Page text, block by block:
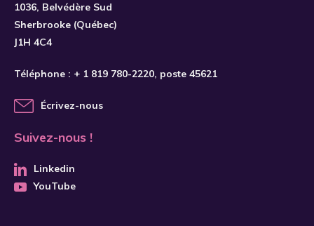
1036, Belvédère Sud
Sherbrooke (Québec)
J1H 4C4
Téléphone : + 1 819 780-2220, poste 45621
Écrivez-nous
Suivez-nous !
Linkedin
YouTube